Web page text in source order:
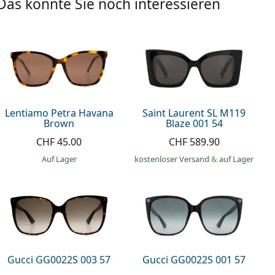
könnte Sie noch interessieren
Lentiamo Petra Havana
Brown
CHF 45.00
auf Lager
Saint Laurent SL M119
Blaze 001 54
CHF 589.90
kostenloser Versand& auf Lager
Gucci GG0022S 003 57 Gucci GG0022S 001 57